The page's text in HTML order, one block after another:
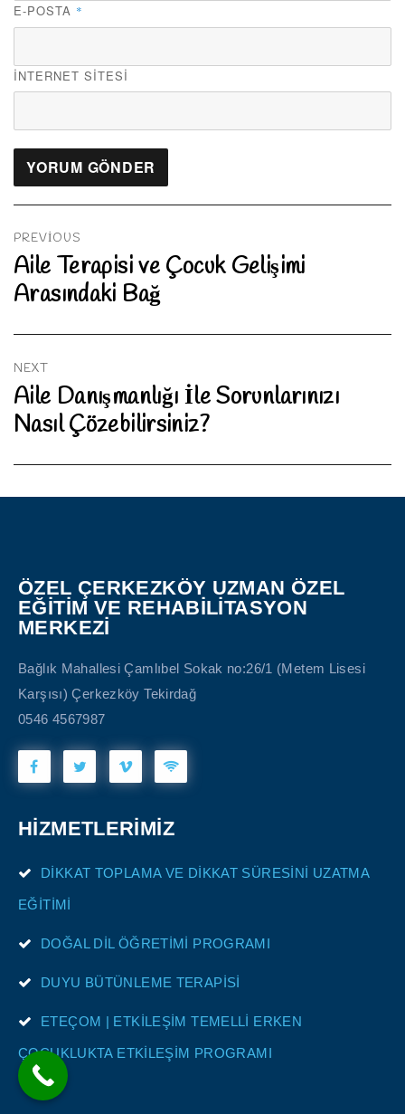
E-POSTA *
İNTERNET SITESI
gezinmesi
PREVIOUS
Previous
post:
Aile Terapisi ve Çocuk Gelişimi
Arasındaki Bağ
NEXT
Next
post:
Aile Danışmanlığı İle Sorunlarınızı
Nasıl Çözebilirsiniz?
ÖZEL ÇERKEZKÖY UZMAN ÖZEL
EĞİTİM VE REHABİLİTASYON
MERKEZİ
Bağlık Mahallesi Çamlıbel Sokak no:26/1 (Metem Lisesi
Karşısı) Çerkezköy Tekirdağ
0546 4567987
HİZMETLERİMİZ
DİKKAT TOPLAMA VE DİKKAT SÜRESİNİ UZATMA
EĞİTİMİ
DOĞAL DİL ÖĞRETİMİ PROGRAMI
DUYU BÜTÜNLEME TERAPİSİ
ETEÇOM | ETKİLEŞİM TEMELLİ ERKEN
ÇOCUKLUKTA ETKİLEŞİM PROGRAMI